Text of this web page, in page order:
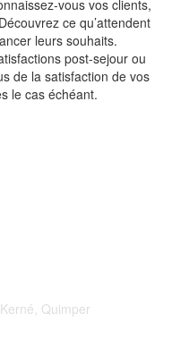
vous vos clients,
ce qu’attendent
leurs souhaits.
post-sejour ou
de la satisfaction de vos
le cas échéant.
Quimper